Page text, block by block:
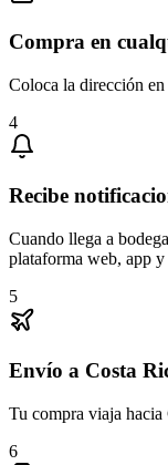
Compra en
Coloca la dirección
4
Recibe
Cuando llega a
plataforma web, app
5
Envío a Costa
Tu compra viaja
6